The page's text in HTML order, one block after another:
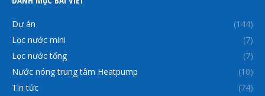
Dự án
(144)
Lọc nước mini
(7)
Lọc nước tổng
(7)
Nước nóng trung tâm Heatpump
(10)
Tin tức
(74)